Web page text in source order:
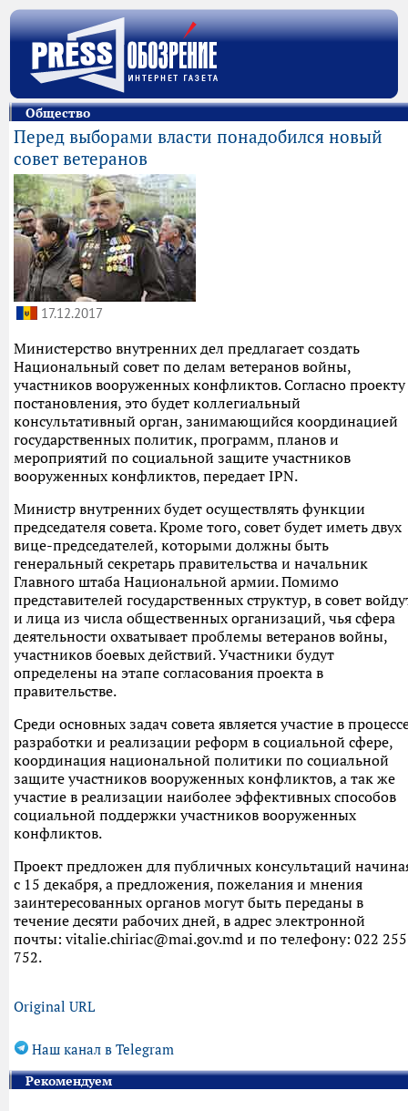
Общество
Перед выборами власти понадобился новый
совет ветеранов
17.12.2017
Министерство внутренних дел предлагает создать
Национальный совет по делам ветеранов войны,
участников вооруженных конфликтов. Согласно проекту
постановления, это будет коллегиальный
консультативный орган, занимающийся координацией
государственных политик, программ, планов и
мероприятий по социальной защите участников
вооруженных конфликтов, передает IPN.
Министр внутренних будет осуществлять функции
председателя совета. Кроме того, совет будет иметь двух
вице-председателей, которыми должны быть
генеральный секретарь правительства и начальник
Главного штаба Национальной армии. Помимо
представителей государственных структур, в совет
и лица из числа общественных организаций, чья сфера
деятельности охватывает проблемы ветеранов войны,
участников боевых действий. Участники будут
определены на этапе согласования проекта в
правительстве.
Среди основных задач совета является участие в
разработки и реализации реформ в социальной сфере,
координация национальной политики по социальной
защите участников вооруженных конфликтов, а так же
участие в реализации наиболее эффективных способов
социальной поддержки участников вооруженных
конфликтов.
Проект предложен для публичных консультаций
с 15 декабря, а предложения, пожелания и мнения
заинтересованных органов могут быть переданы в
течение десяти рабочих дней, в адрес электронной
почты: vitalie.chiriac@mai.gov.md и по телефону: 022 255
752.
Original URL
Наш канал в Telegram
Рекомендуем